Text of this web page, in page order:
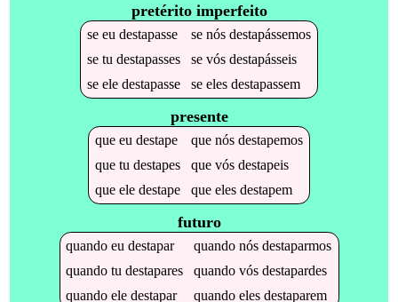
pretérito imperfeito
se eu destapasse se nós destapássemos
se tu destapasses se vós destapásseis
se ele destapasse se eles destapassem
presente
que eu destape que nós destapemos
que tu destapes que vós destapeis
que ele destape que eles destapem
futuro
quandoeudestapar quandonósdestaparmos
quandotudestapares quandovósdestapardes
quandoeledestapar quandoelesdestaparem